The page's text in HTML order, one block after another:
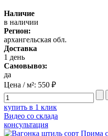
Наличие
в наличии
Регион:
архангельская обл.
Доставка
1 день
Самовывоз:
да
Цена / м²: 550 ₽
купить в 1 клик
Видео со склада
консультация